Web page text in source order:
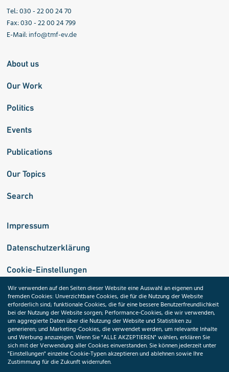
Tel.: 030 - 22 00 24 70
Fax: 030 - 22 00 24 799
E-Mail:info@tmf-ev.de
About us
Our Work
Politics
Events
Publications
Our Topics
Search
Impressum
Datenschutzerklärung
Cookie-Einstellungen
Medizininformatik-Initiative
ToolPool Gesundheitsforschung
Wir verwenden auf den Seiten dieser Website eine Auswahl an eigenen und
fremden Cookies: Unverzichtbare Cookies, die für die Nutzung der Website
erforderlich sind; funktionale Cookies, die für eine bessere Benutzerfreundlichkeit
bei der Nutzung der Website sorgen; Performance-Cookies, die wir verwenden,
um aggregierte Daten über die Nutzung der Website und Statistiken zu
generieren; und Marketing-Cookies, die verwendet werden, um relevante Inhalte
und Werbung anzuzeigen. Wenn Sie "ALLE AKZEPTIEREN" wählen, erklären Sie
sich mit der Verwendung aller Cookies einverstanden. Sie können jederzeit unter
"Einstellungen" einzelne Cookie-Typen akzeptieren und ablehnen sowie Ihre
Zustimmung für die Zukunft widerrufen.